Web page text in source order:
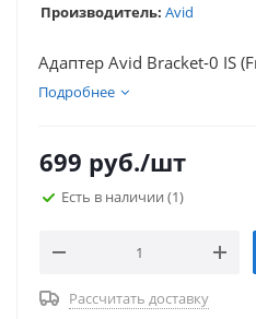
Производитель: Avid
Адаптер Avid Bracket-0 IS
Подробнее
699 руб./шт
Есть в наличии (1)
Рассчитать доставку